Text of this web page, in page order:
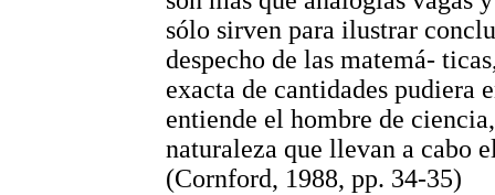
sólo sirven para ilustrar
despecho de las matemá-
exacta de cantidades pudiera
entiende el hombre de
naturaleza que llevan a cabo
(Cornford, 1988, pp. 34-35)